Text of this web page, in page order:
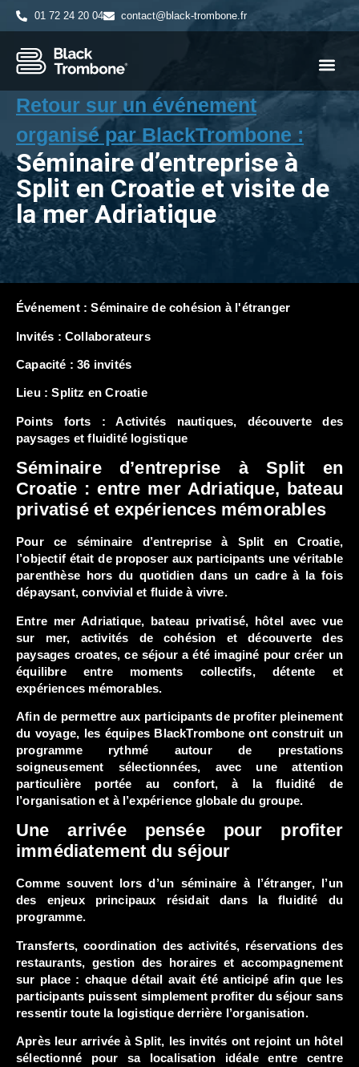
01 72 24 20 04 contact@black-trombone.fr
Retour sur un événement
organisé par BlackTrombone :
Séminaire d’entreprise à
Split en Croatie et visite de
la mer Adriatique
Événement : Séminaire de cohésion à l'étranger
Invités : Collaborateurs
Capacité : 36 invités
Lieu : Splitz en Croatie
Points forts : Activités nautiques, découverte des
paysages et fluidité logistique
Séminaire d’entreprise à Split en
Croatie : entre mer Adriatique, bateau
privatisé et expériences mémorables
Pour ce séminaire d’entreprise à Split en Croatie,
l’objectif était de proposer aux participants une véritable
parenthèse hors du quotidien dans un cadre à la fois
dépaysant, convivial et fluide à vivre.
Entre mer Adriatique, bateau privatisé, hôtel avec vue
sur mer, activités de cohésion et découverte des
paysages croates, ce séjour a été imaginé pour créer un
équilibre entre moments collectifs, détente et
expériences mémorables.
Afin de permettre aux participants de profiter pleinement
du voyage, les équipes BlackTrombone ont construit un
programme rythmé autour de prestations
soigneusement sélectionnées, avec une attention
particulière portée au confort, à la fluidité de
l’organisation et à l’expérience globale du groupe.
Une arrivée pensée pour profiter
immédiatement du séjour
Comme souvent lors d’un séminaire à l’étranger, l’un
des enjeux principaux résidait dans la fluidité du
programme.
Transferts, coordination des activités, réservations des
restaurants, gestion des horaires et accompagnement
sur place : chaque détail avait été anticipé afin que les
participants puissent simplement profiter du séjour sans
ressentir toute la logistique derrière l’organisation.
Après leur arrivée à Split, les invités ont rejoint un hôtel
sélectionné pour sa localisation idéale entre centre